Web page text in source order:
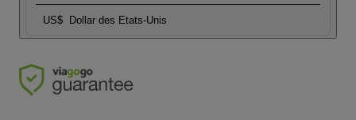
US$ Dollar des Etats-Unis